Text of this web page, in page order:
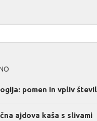
pomen in vpliv
ajdova kaša s slivami